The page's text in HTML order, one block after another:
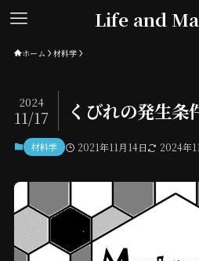
Life and
ホーム 材料学
くびれの発生条
2024
11/17
材料学 2021年11月14日 2024年